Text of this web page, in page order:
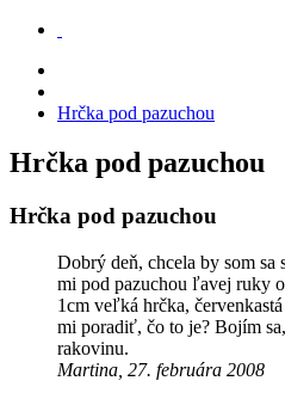
Hrčka pod pazuchou
Hrčka pod pazuchou
Hrčka pod pazuchou
Dobrý deň, chcela by som sa
mi pod pazuchou ľavej ruky
1cm veľká hrčka,
mi poradiť, čo to je? Bojím
rakovinu.
Martina, 27. februára 2008